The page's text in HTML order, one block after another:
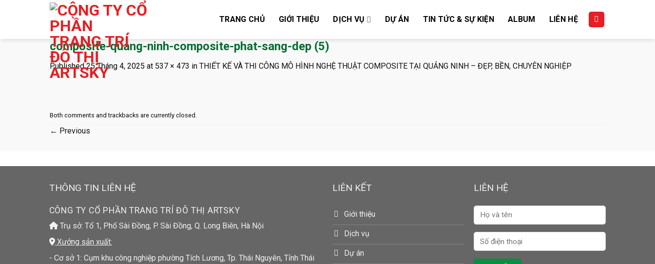
TRANG CHỦ GIỚI THIỆU DỊCH VỤ DỰ ÁN TIN TỨC & SỰ KIỆN ALBUM LIÊN HỆ
composite-quang-ninh-composite-phat-sang-dep (5)
Published25 Tháng 4, 2025 at 537 × 473 in THIẾT KẾ VÀ THI CÔNG MÔ HÌNH NGHỆ THUẬT COMPOSITE TẠI QUẢNG NINH – ĐẸP, BỀN, CHUYÊN NGHIỆP
Both comments and trackbacks are currently closed.
← Previous
THÔNG TIN LIÊN HỆ
CÔNG TY CỔ PHẦN TRANG TRÍ ĐÔ THỊ ARTSKY
Trụ sở: Tổ 1, Phố Sài Đồng, P. Sài Đồng, Q. Long Biên, Hà Nội
Xưởng sản xuất:
- Cơ sở 1: Cụm khu công nghiệp phường Tích Lương, Tp. Thái Nguyên, Tỉnh Thái
LIÊN KẾT
Giới thiệu
Dịch vụ
Dự án
LIÊN HỆ